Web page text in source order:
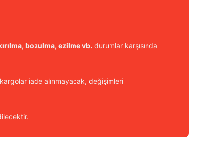
bozulma, ezilme vb. durumlar karşısında
iade alınmayacak, değişimleri